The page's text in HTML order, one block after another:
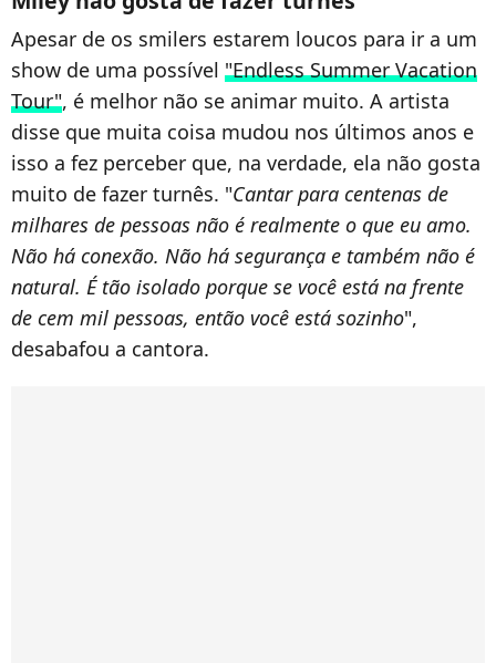
Apesar de os smilers estarem loucos para ir a um
show de uma possível "Endless Summer Vacation
Tour", é melhor não se animar muito. A artista
disse que muita coisa mudou nos últimos anos e
isso a fez perceber que, na verdade, ela não gosta
muito de fazer turnês. "Cantar para centenas de
milhares de pessoas não é realmente o que eu amo.
Não há conexão. Não há segurança e também não é
natural. É tão isolado porque se você está na frente
de cem mil pessoas, então você está sozinho",
desabafou a cantora.